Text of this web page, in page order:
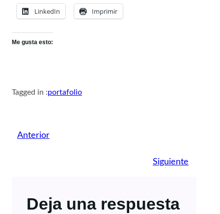
LinkedIn Imprimir
Me gusta esto:
Tagged in :portafolio
Anterior
Siguiente
Deja una respuesta